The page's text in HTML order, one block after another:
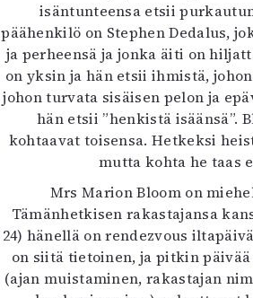
isäntunteensa etsii
päähenkilö on Stephen Dedalus,
ja perheensä ja jonka äiti on
on yksin ja hän etsii ihmistä,
johon turvata sisäisen pelon ja
hän etsii ”henkistä isäänsä”.
kohtaavat toisensa. Hetkeksi
mutta kohta he taas
Mrs Marion Bloom on
Tämänhetkisen rakastajansa
24) hänellä on rendezvous
on siitä tietoinen, ja pitkin
(ajan muistaminen, rakastajan